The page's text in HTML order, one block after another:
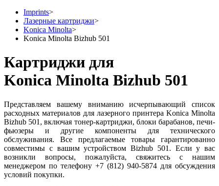
Imprints>
Лазерные картриджи>
Konica Minolta>
Konica Minolta Bizhub 501
Картриджи для
Konica Minolta Bizhub 501
Представляем вашему вниманию исчерпывающий список
расходных материалов для лазерного принтера Konica Minolta
Bizhub 501, включая тонер-картриджи, блоки барабанов, печи-
фьюзеры и другие компоненты для технического
обслуживания. Все предлагаемые товары гарантированно
совместимы с вашим устройством Bizhub 501. Если у вас
возникли вопросы, пожалуйста, свяжитесь с нашим
менеджером по телефону +7 (812) 940-5874 для обсуждения
условий покупки.